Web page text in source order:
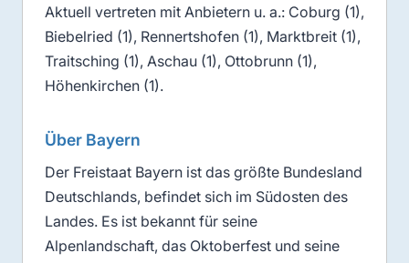
Aktuell vertreten mit Anbietern u. a.: Coburg (1),
Biebelried (1), Rennertshofen (1), Marktbreit (1),
Traitsching (1), Aschau (1), Ottobrunn (1),
Höhenkirchen (1).
Über Bayern
Der Freistaat Bayern ist das größte Bundesland
Deutschlands, befindet sich im Südosten des
Landes. Es ist bekannt für seine
Alpenlandschaft, das Oktoberfest und seine